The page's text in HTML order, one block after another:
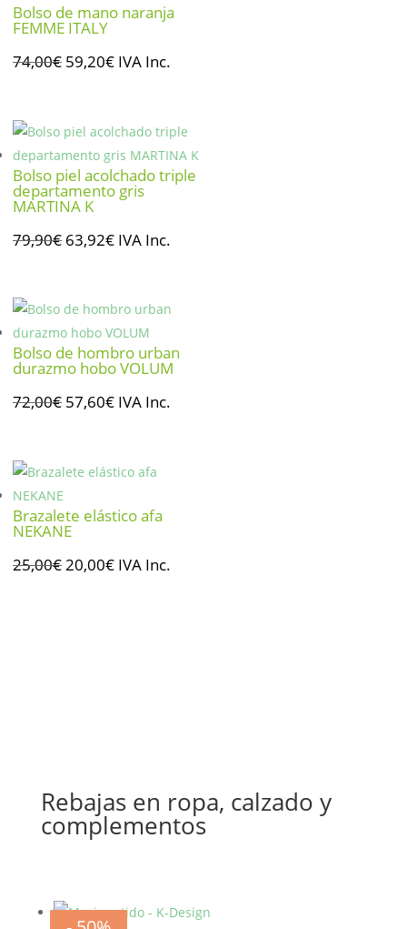
Bolso de mano naranja
FEMME ITALY
74,00€ El
era:
74,00€.
59,20€El
es:
59,20€.
IVA Inc.
Bolso piel acolchado triple
departamento gris
MARTINA K
79,90€ El
era:
79,90€.
63,92€El
es:
63,92€.
IVA Inc.
Bolso de hombro urban
durazmo hobo VOLUM
72,00€ El
era:
57,60€El
es:
IVA Inc.
Brazalete elástico afa
NEKANE
25,00€ El
20,00€ElIVA Inc.
Rebajas en ropa, calzado y
complementos